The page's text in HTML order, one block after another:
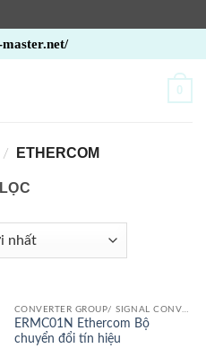
0
/ ETHERCOM
LỌC
ERMC01N Ethercom Bộ
chuyển đổi tín hiệu